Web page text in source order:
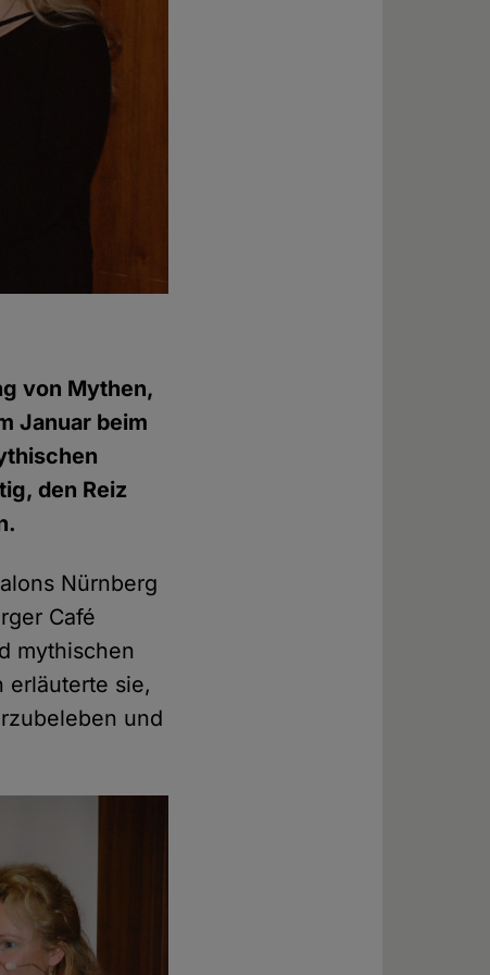
von Mythen,
Januar beim
den Reiz
Nürnberg
Café
mythischen
erläuterte sie,
und